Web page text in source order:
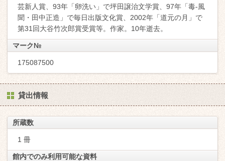
芸新人賞、93年「卵洗い」で坪田譲治文学賞、97年「毒-風
聞・田中正造」で毎日出版文化賞、2002年「道元の月」で
第31回大谷竹次郎賞受賞等。作家。10年逝去。
マーク№
175087500
貸出情報
所蔵数
1 冊
館内でのみ利用可能な資料